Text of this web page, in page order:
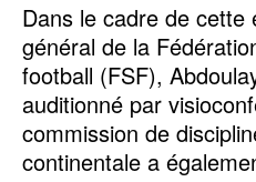
‎Dans le cadre de
général de la
football (FSF),
auditionné par
commission de
continentale a